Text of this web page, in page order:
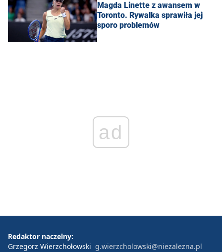
Magda Linette z awansem w
Toronto. Rywalka sprawiła jej
sporo problemów
ad
Redaktor naczelny:
Grzegorz Wierzchołowski g.wierzcholowski@niezalezna.pl